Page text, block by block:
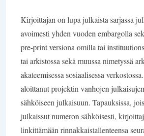
Kirjoittajan on lupa julkaista sarjassa
avoimesti yhden vuoden embargolla
pre-print versiona omilla tai
tai arkistossa sekä muussa nimetyssä
akateemisessa sosiaalisessa
aloittanut projektin vanhojen
sähköiseen julkaisuun. Tapauksissa,
julkaissut numeron sähköisesti,
linkittämään rinnakkaistallenteensa